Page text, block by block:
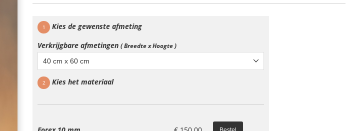
1
Kies de gewenste afmeting
Verkrijgbare afmetingen ( Breedte x Hoogte )
40 cm x 60 cm
2 Kies het materiaal